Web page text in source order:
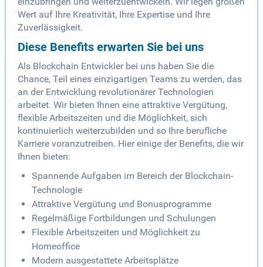
Wert auf Ihre Kreativität, Ihre Expertise und Ihre
Zuverlässigkeit.
Diese Benefits erwarten Sie bei uns
Als Blockchain Entwickler bei uns haben Sie die
Chance, Teil eines einzigartigen Teams zu werden, das
an der Entwicklung revolutionärer Technologien
arbeitet. Wir bieten Ihnen eine attraktive Vergütung,
flexible Arbeitszeiten und die Möglichkeit, sich
kontinuierlich weiterzubilden und so Ihre berufliche
Karriere voranzutreiben. Hier einige der Benefits, die wir
Ihnen bieten:
Spannende Aufgaben im Bereich der Blockchain-
Technologie
Attraktive Vergütung und Bonusprogramme
Regelmäßige Fortbildungen und Schulungen
Flexible Arbeitszeiten und Möglichkeit zu
Homeoffice
Modern ausgestattete Arbeitsplätze